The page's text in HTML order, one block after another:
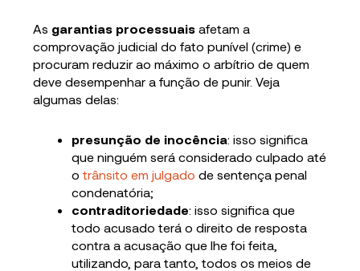
As garantias processuais afetam a
comprovação judicial do fato punível (crime) e
procuram reduzir ao máximo o arbítrio de quem
deve desempenhar a função de punir. Veja
algumas delas:
presunção de inocência: isso significa
que ninguém será considerado culpado até
otrânsito em julgado de sentença penal
condenatória;
contraditoriedade: isso significa que
todo acusado terá o direito de resposta
contra a acusação que lhe foi feita,
utilizando, para tanto, todos os meios de